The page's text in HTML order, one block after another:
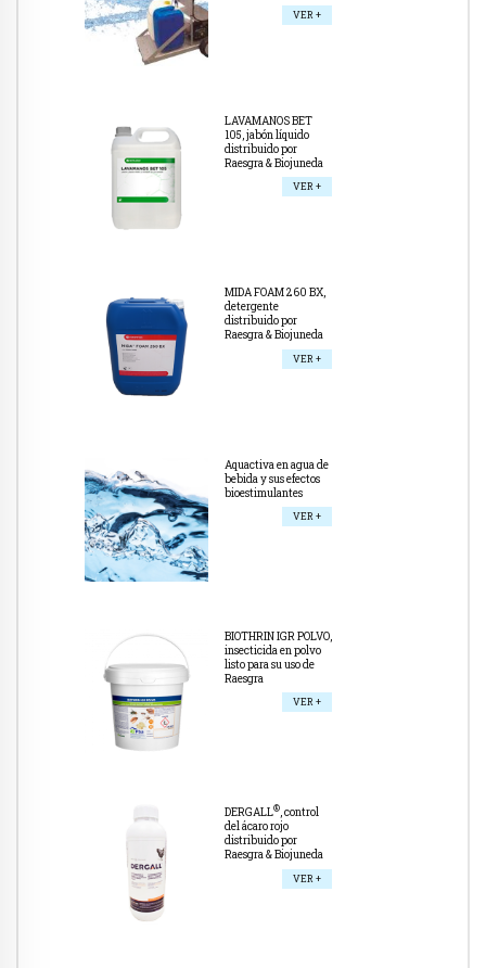
VER +
LAVAMANOS BET
105, jabón líquido
distribuido por
Raesgra & Biojuneda
VER +
MIDA FOAM 260 BX,
detergente
distribuido por
Raesgra & Biojuneda
VER +
Aquactiva en agua de
bebida y sus efectos
bioestimulantes
VER +
BIOTHRIN IGR POLVO,
insecticida en polvo
listo para su uso de
Raesgra
VER +
DERGALL®, control
del ácaro rojo
distribuido por
Raesgra & Biojuneda
VER +